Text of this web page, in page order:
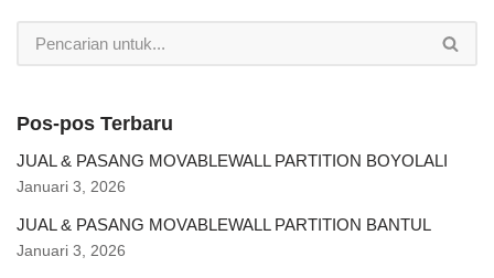
Pos-pos Terbaru
JUAL & PASANG MOVABLEWALL PARTITION BOYOLALI
Januari 3, 2026
JUAL & PASANG MOVABLEWALL PARTITION BANTUL
Januari 3, 2026